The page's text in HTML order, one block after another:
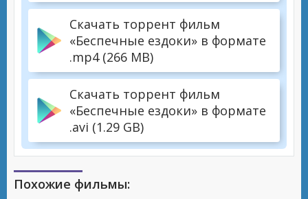
Скачать торрент фильм
«Беспечные ездоки» в формате
.mp4 (266 MB)
Скачать торрент фильм
«Беспечные ездоки» в формате
.avi (1.29 GB)
Похожие фильмы: